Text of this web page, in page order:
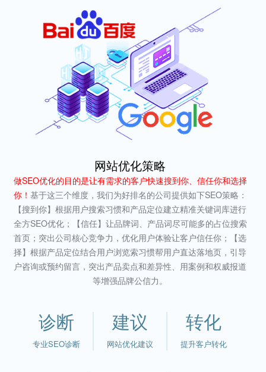
网站优化策略
做SEO优化的目的是让有需求的客户快速搜到你、信任你和选择
你！ 基于这三个维度，我们为好排名的公司提供如下SEO策略：
【搜到你】根据用户搜索习惯和产品定位建立精准关键词库进行
全方SEO优化；【信任】让品牌词、产品词尽可能多的占位搜索
首页；突出公司核心竞争力，优化用户体验让客户信任你；【选
择】根据产品定位结合用户浏览索习惯帮用户直达落地页，引导
户咨询或预约留言，突出产品卖点和差异性、用案例和权威报道
等增强品牌公信力。
诊断
专业SEO诊断
建议
网站优化建议
转化
提升客户转化